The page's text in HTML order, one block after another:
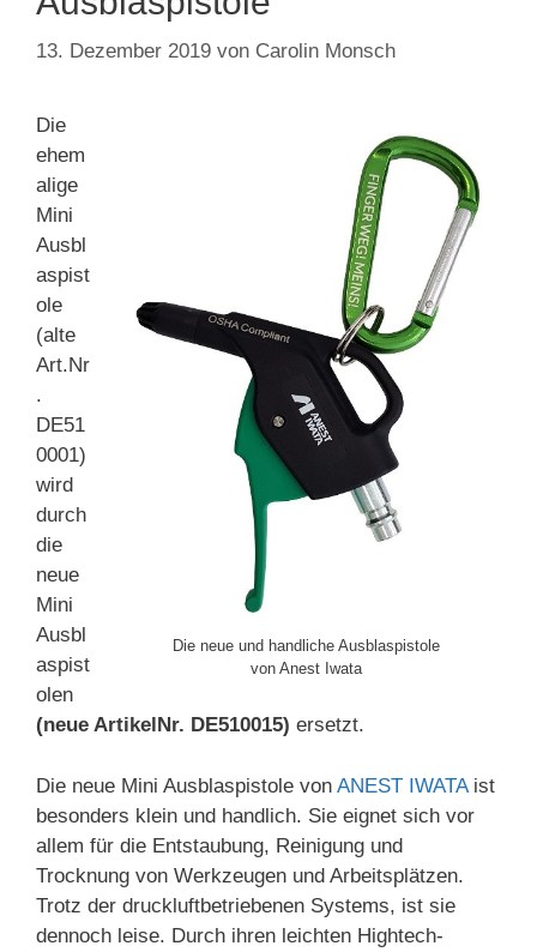
13. Dezember 2019 von Carolin Monsch
Die neue und handliche Ausblaspistole
von Anest Iwata
Die
ehem
alige
Mini
Ausbl
aspist
ole
(alte
Art.Nr
.
DE51
0001)
wird
durch
die
neue
Mini
Ausbl
aspist
olen
(neue ArtikelNr. DE510015) ersetzt.
Die neue Mini Ausblaspistole von ANEST IWATAist
besonders klein und handlich. Sie eignet sich vor
allem für die Entstaubung, Reinigung und
Trocknung von Werkzeugen und Arbeitsplätzen.
Trotz der druckluftbetriebenen Systems, ist sie
dennoch leise. Durch ihren leichten Hightech-